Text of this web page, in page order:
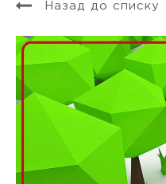
Назад до списку